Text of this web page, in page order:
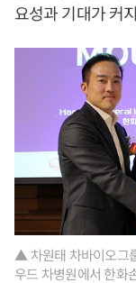
요성과 기대가 커
▲ 차원태 차바이오그
우드 차병원에서 한화